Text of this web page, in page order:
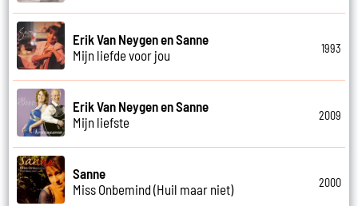
Erik Van Neygen en Sanne
Mijn liefde voor jou
1993
Erik Van Neygen en Sanne
Mijn liefste
2009
Sanne
Miss Onbemind (Huil maar niet)
2000